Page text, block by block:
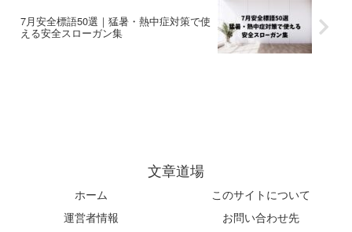
7月安全標語50選｜猛暑・熱中症対策で使
える安全スローガン集
文章道場
ホーム
このサイトについて
運営者情報
お問い合わせ先